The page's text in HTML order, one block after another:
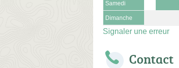
Samedi
Dimanche
Signaler une erreur
Contact